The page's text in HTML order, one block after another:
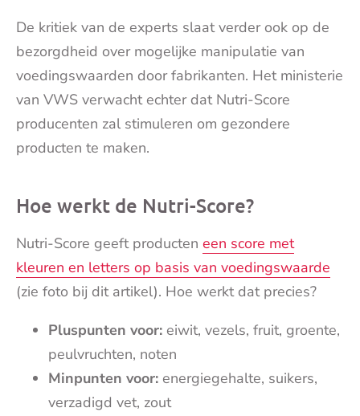
De kritiek van de experts slaat verder ook op de
bezorgdheid over mogelijke manipulatie van
voedingswaarden door fabrikanten. Het ministerie
van VWS verwacht echter dat Nutri-Score
producenten zal stimuleren om gezondere
producten te maken.
Hoe werkt de Nutri-Score?
Nutri-Score geeft producten een score met
kleuren en letters op basis van voedingswaarde
(zie foto bij dit artikel). Hoe werkt dat precies?
Pluspunten voor: eiwit, vezels, fruit, groente,
peulvruchten, noten
Minpunten voor: energiegehalte, suikers,
verzadigd vet, zout